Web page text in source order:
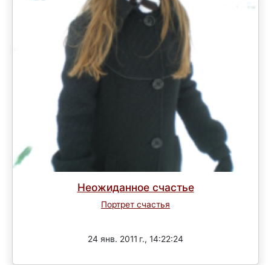
Неожиданное счастье
Портрет счастья
24 янв. 2011 г., 14:22:24